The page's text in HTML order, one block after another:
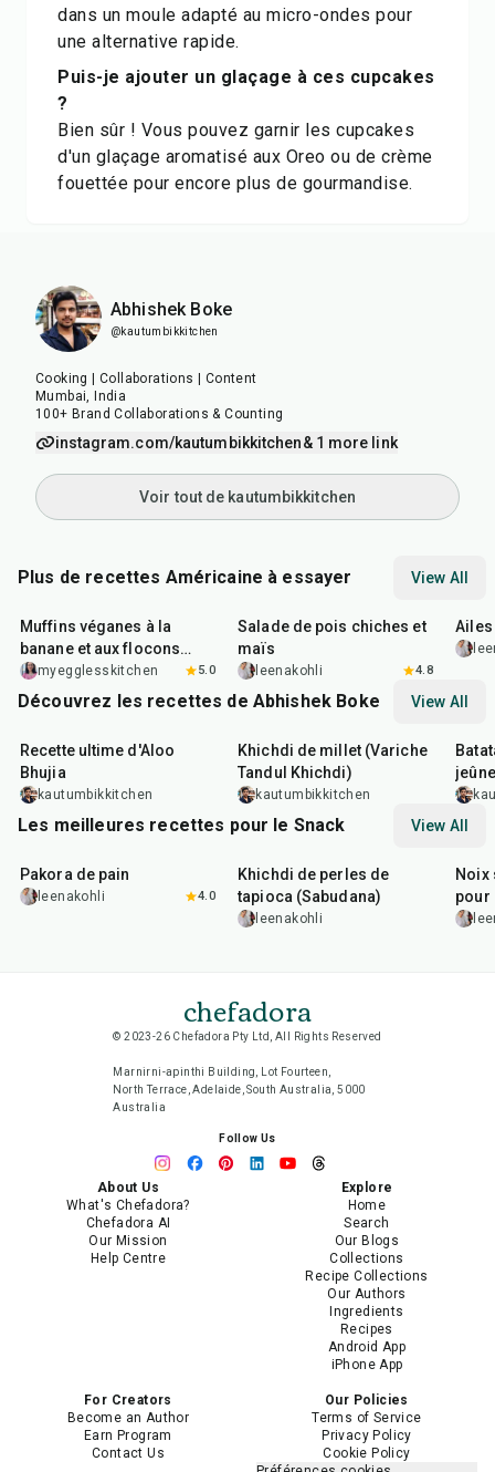
dans un moule adapté au micro-ondes pour
une alternative rapide.
Puis-je ajouter un glaçage à ces cupcakes
?
Bien sûr ! Vous pouvez garnir les cupcakes
d'un glaçage aromatisé aux Oreo ou de crème
fouettée pour encore plus de gourmandise.
Abhishek Boke
@kautumbikkitchen
Cooking | Collaborations | Content
Mumbai, India
100+ Brand Collaborations & Counting
instagram.com/kautumbikkitchen& 1 more link
Voir tout de kautumbikkitchen
Plus de recettes Américaine à essayer View All
Muffins véganes à la
banane et aux flocons
d'avoine
myegglesskitchen 5.0
Salade de pois chiches et
maïs
leenakohli 4.8
Ailes
Découvrez les recettes de Abhishek Boke View All
Recette ultime d'Aloo
Bhujia
kautumbikkitchen
Khichdi de millet (Variche
Tandul Khichdi)
kautumbikkitchen
jeûne
Les meilleures recettes pour le Snack View All
Pakora de pain
leenakohli 4.0
Khichdi de perles de
tapioca (Sabudana)
leenakohli
Noix
pour
chefadora
© 2023-26 Chefadora Pty Ltd, All Rights Reserved
Marnirni-apinthi Building, Lot Fourteen,
North Terrace, Adelaide, South Australia, 5000
Australia
Follow Us
About Us
What's Chefadora?
Chefadora AI
Our Mission
Help Centre
Explore
Home
Search
Our Blogs
Collections
Recipe Collections
Our Authors
Ingredients
Recipes
Android App
iPhone App
For Creators
Become an Author
Earn Program
Contact Us
Our Policies
Terms of Service
Privacy Policy
Cookie Policy